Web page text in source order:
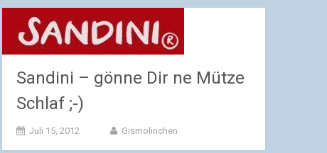
Sandini – gönne Dir ne Mütze
Schlaf ;-)
Juli 15, 2012 Gismolinchen